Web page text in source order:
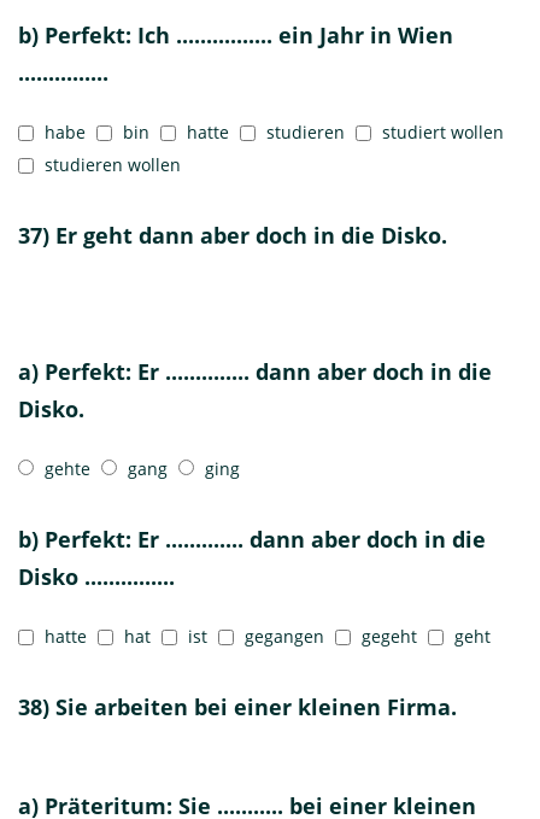
b) Perfekt: Ich ................ ein Jahr in Wien
...............
habe bin hatte studieren
studiert wollen
studieren wollen
37) Er geht dann aber doch in die Disko.
a) Perfekt: Er .............. dann aber doch in die
Disko.
gehte gang ging
b) Perfekt: Er ............. dann aber doch in die
Disko ...............
hatte hat ist gegangen gegeht geht
38) Sie arbeiten bei einer kleinen Firma.
a) Präteritum: Sie ........... bei einer kleinen